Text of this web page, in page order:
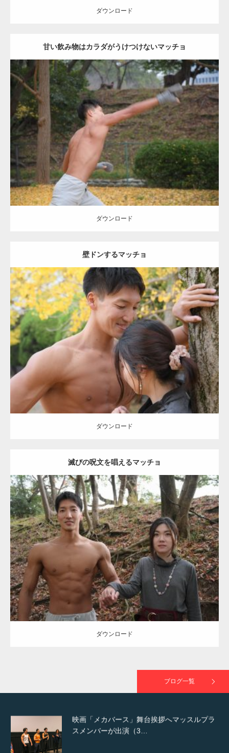
ダウンロード
甘い飲み物はカラダがうけつけないマッチョ
Update:2021.07.8
Category: 公園のマッチョ その他 AKIHITO(細マッチョ) 背中
ダウンロード
ダウンロード
壁ドンするマッチョ
Update: 2021.07.8
Category:公園のマッチョ その他 AKIHITO(細マッチョ) 大胸筋 肩 腹
筋
ダウンロード
ダウンロード
滅びの呪文を唱えるマッチョ
Update:2021.07.8
Category:公園のマッチョ その他 AKIHITO(細マッチョ) 大胸筋 腹筋
ダウンロード
ダウンロード
ブログ一覧
【YouTube】マッチョフリー素材メンバーが
ギネス世界記録…
【TV】TBS番組「ひるおび」にてマッスルプ
ラスが紹介されま…
TOKYO FMラジオ番組「ONE MORNING」
で紹介さ…
NHK「所さん！事件ですよ」に取材されまし
た（6/8放送）
映画「メカバース」舞台挨拶へマッスルプラ
スメンバーが出演（3…